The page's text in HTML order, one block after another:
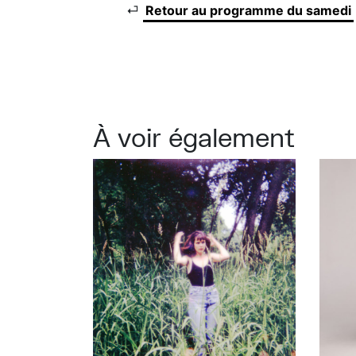
⏎ Retour au programme du samedi
À voir également